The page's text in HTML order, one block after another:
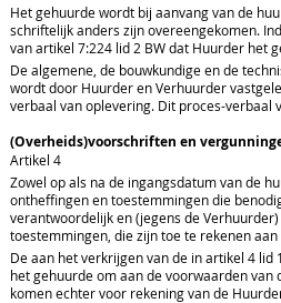
Het gehuurde wordt bij aanvang van de
schriftelijk anders zijn overeengekomen.
van artikel 7:224 lid 2 BW dat Huurder het
De algemene, de bouwkundige en de
wordt door Huurder en Verhuurder
verbaal van oplevering. Dit proces-verbaal
(Overheids)voorschriften en
Artikel 4
Zowel op als na de ingangsdatum van de
ontheffingen en toestemmingen die
verantwoordelijk en (jegens de
toestemmingen, die zijn toe te rekenen
De aan het verkrijgen van de in artikel 4
het gehuurde om aan de voorwaarden
komen echter voor rekening van de